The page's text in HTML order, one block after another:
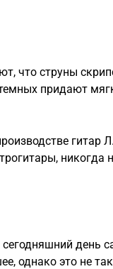
что струны
придают
гитар
никогда
день
однако это не